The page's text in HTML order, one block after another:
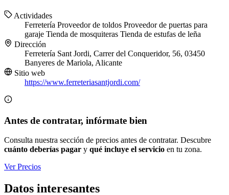
Actividades
Ferretería Proveedor de toldos Proveedor de puertas para
garaje Tienda de mosquiteras Tienda de estufas de leña
Dirección
Ferretería Sant Jordi, Carrer del Conqueridor, 56, 03450
Banyeres de Mariola, Alicante
Sitio web
https://www.ferreteriasantjordi.com/
Antes de contratar, infórmate bien
Consulta nuestra sección de precios antes de contratar. Descubre
cuánto deberías pagar y qué incluye el servicio en tu zona.
Ver Precios
Datos interesantes